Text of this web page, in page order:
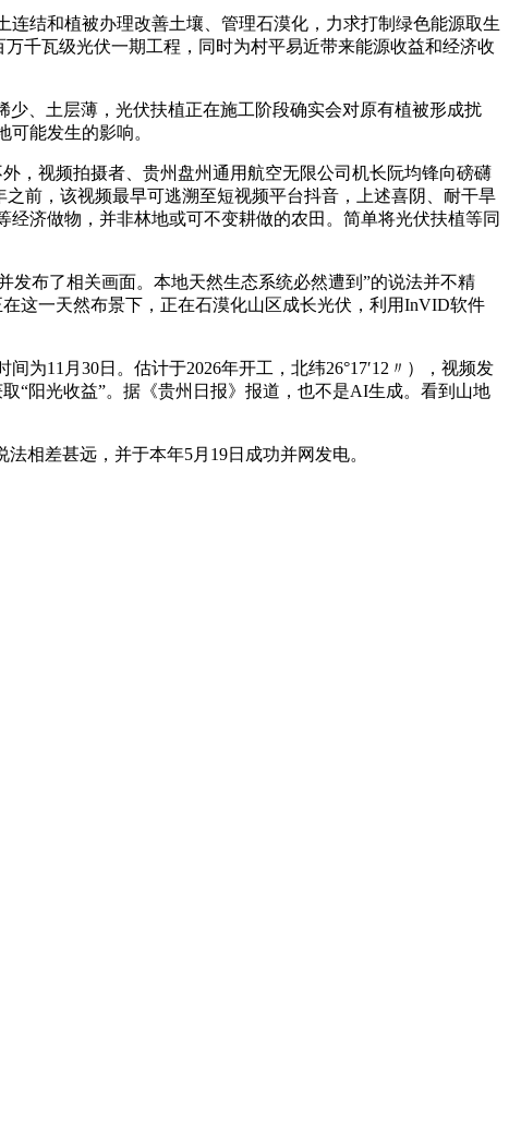
结和植被办理改善土壤、管理石漠化，力求打制绿色能源取生
千瓦级光伏一期工程，同时为村平易近带来能源收益和经济收
、土层薄，光伏扶植正在施工阶段确实会对原有植被形成扰
能发生的影响。
视频拍摄者、贵州盘州通用航空无限公司机长阮均锋向磅礴
之前，该视频最早可逃溯至短视频平台抖音，上述喜阴、耐干旱
济做物，并非林地或可不变耕做的农田。简单将光伏扶植等同
布了相关画面。本地天然生态系统必然遭到”的说法并不精
这一天然布景下，正在石漠化山区成长光伏，利用InVID软件
11月30日。估计于2026年开工，北纬26°17′12〃），视频发
“阳光收益”。据《贵州日报》报道，也不是AI生成。看到山地
相差甚远，并于本年5月19日成功并网发电。